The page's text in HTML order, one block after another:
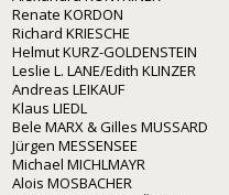
Renate KORDON
Richard KRIESCHE
Helmut KURZ-GOLDENSTEIN
Leslie L. LANE/Edith KLINZER
Andreas LEIKAUF
Klaus LIEDL
Bele MARX & Gilles MUSSARD
Jürgen MESSENSEE
Michael MICHLMAYR
Alois MOSBACHER